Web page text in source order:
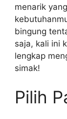
menarik
bingung
saja, kali ini
lengkap
simak!
Pilih